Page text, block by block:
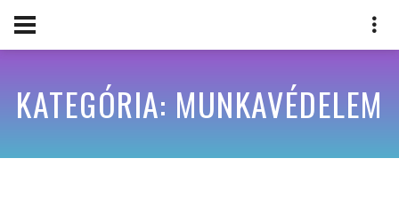
KATEGÓRIA: MUNKAVÉDELEM